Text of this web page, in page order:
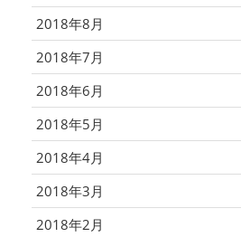
2018年8月
2018年7月
2018年6月
2018年5月
2018年4月
2018年3月
2018年2月